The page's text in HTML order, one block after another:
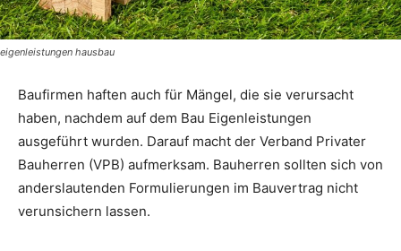
eigenleistungen hausbau
Baufirmen haften auch für Mängel, die sie verursacht
haben, nachdem auf dem Bau Eigenleistungen
ausgeführt wurden. Darauf macht der Verband Privater
Bauherren (VPB) aufmerksam. Bauherren sollten sich von
anderslautenden Formulierungen im Bauvertrag nicht
verunsichern lassen.